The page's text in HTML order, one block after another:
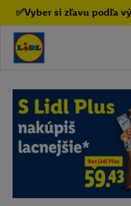
✅Vyber si zľavu podľa